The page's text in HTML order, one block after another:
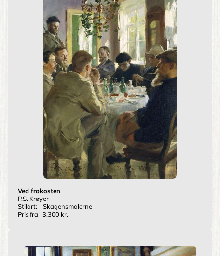
Ved frokosten
P.S. Krøyer
Stilart:
Skagensmalerne
Pris fra 3.300 kr.